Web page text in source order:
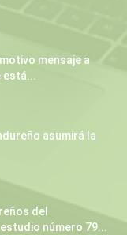
mensaje a
está...
asumirá la
del
número 79...